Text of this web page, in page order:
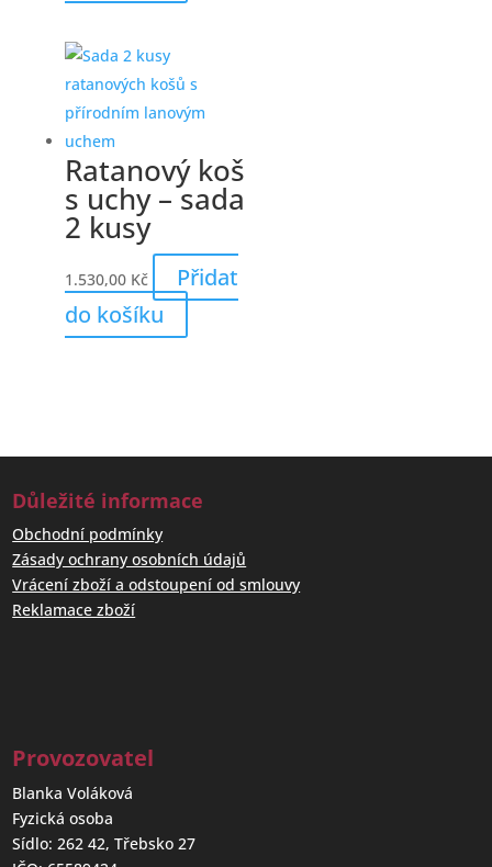
Ratanový koš
s uchy – sada
2 kusy
1.530,00 Kč
Přidat
do košíku
Důležité informace
Obchodní podmínky
Zásady ochrany osobních údajů
Vrácení zboží a odstoupení od smlouvy
Reklamace zboží
Provozovatel
Blanka Voláková
Fyzická osoba
Sídlo: 262 42, Třebsko 27